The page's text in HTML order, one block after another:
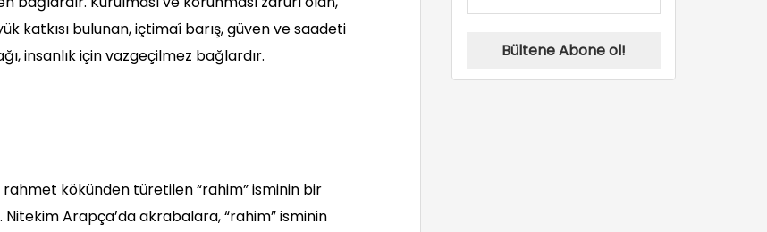
katkısı bulunan, içtimaî barış, güven ve saadeti
insanlık için vazgeçilmez bağlardır.
rahmet kökünden türetilen “rahim” isminin bir
Arapça’da akrabalara, “rahim” isminin
Bültene Abone ol!